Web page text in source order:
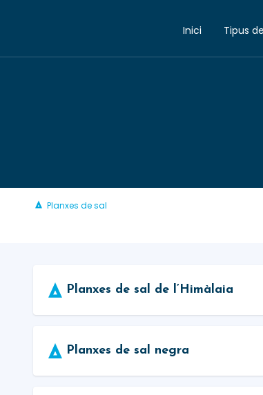
Inici Tipus
Planxes de sal
Planxes de sal de l’Himàlaia
Planxes de sal negra